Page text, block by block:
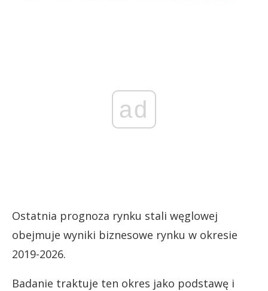
ad
Ostatnia prognoza rynku stali węglowej
obejmuje wyniki biznesowe rynku w okresie
2019-2026.
Badanie traktuje ten okres jako podstawę i